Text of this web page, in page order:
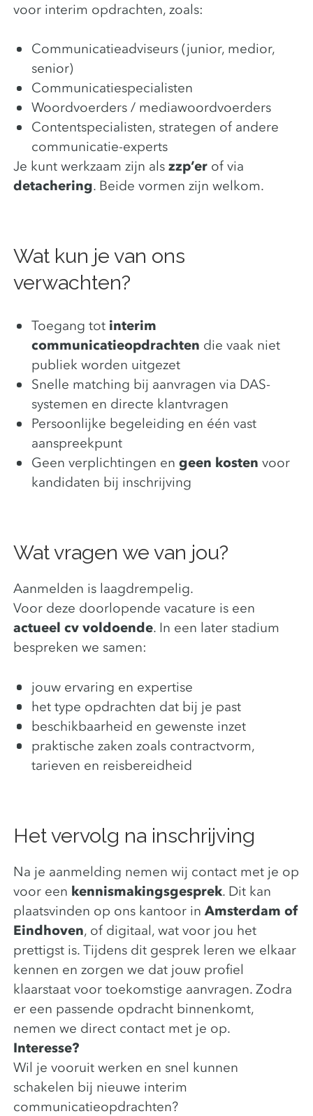
voor interim opdrachten, zoals:
Communicatieadviseurs (junior, medior,
senior)
Communicatiespecialisten
Woordvoerders / mediawoordvoerders
Contentspecialisten, strategen of andere
communicatie-experts
Je kunt werkzaam zijn alszzp’er of via
detachering. Beide vormen zijn welkom.
Wat kun je van ons
verwachten?
Toegang tot interim
communicatieopdrachten die vaak niet
publiek worden uitgezet
Snelle matching bij aanvragen via DAS-
systemen en directe klantvragen
Persoonlijke begeleiding en één vast
aanspreekpunt
Geen verplichtingen engeen kosten voor
kandidaten bij inschrijving
Wat vragen we van jou?
Aanmelden is laagdrempelig.
Voor deze doorlopende vacature is een
actueel cv voldoende. In een later stadium
bespreken we samen:
jouw ervaring en expertise
het type opdrachten dat bij je past
beschikbaarheid en gewenste inzet
praktische zaken zoals contractvorm,
tarieven en reisbereidheid
Het vervolg na inschrijving
Na je aanmelding nemen wij contact met je op
voor een kennismakingsgesprek. Dit kan
plaatsvinden op ons kantoor inAmsterdam of
Eindhoven, of digitaal, wat voor jou het
prettigst is. Tijdens dit gesprek leren we elkaar
kennen en zorgen we dat jouw profiel
klaarstaat voor toekomstige aanvragen. Zodra
er een passende opdracht binnenkomt,
nemen we direct contact met je op.
Interesse?
Wil je vooruit werken en snel kunnen
schakelen bij nieuwe interim
communicatieopdrachten?